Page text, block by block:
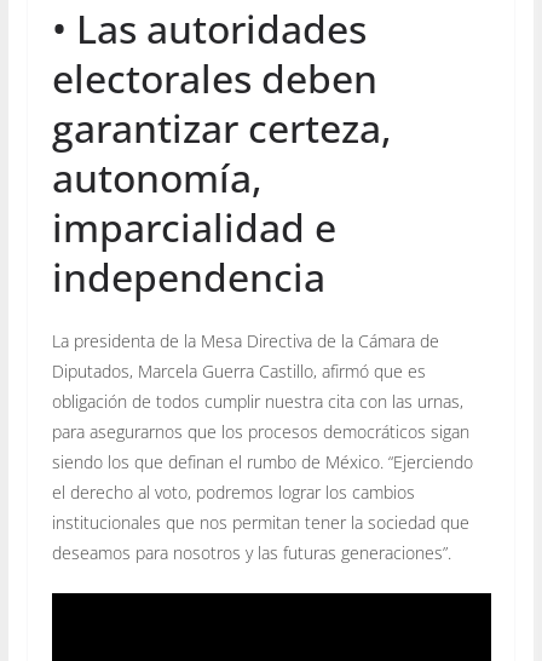
• Las autoridades
electorales deben
garantizar certeza,
autonomía,
imparcialidad e
independencia
La presidenta de la Mesa Directiva de la Cámara de
Diputados, Marcela Guerra Castillo, afirmó que es
obligación de todos cumplir nuestra cita con las urnas,
para asegurarnos que los procesos democráticos sigan
siendo los que definan el rumbo de México. “Ejerciendo
el derecho al voto, podremos lograr los cambios
institucionales que nos permitan tener la sociedad que
deseamos para nosotros y las futuras generaciones”.